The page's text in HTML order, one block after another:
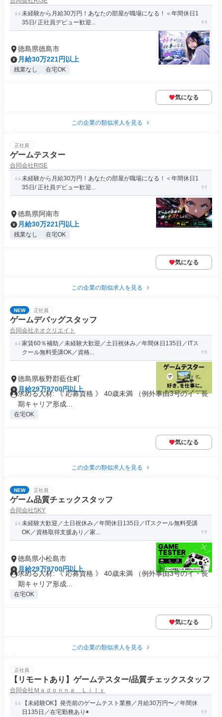
未経験から月給30万円！あなたの部屋が職場になる！＜年間休日1
35日/ 正社員デビュー歓迎...
徳島県徳島市
月給30万221円以上
残業なし 在宅OK
気になる
この企業の類似求人を見る
正社員
ゲームテスター
合同会社RISE
未経験から月給30万円！あなたの部屋が職場になる！＜年間休日1
35日/ 正社員デビュー歓迎...
徳島県阿南市
月給30万221円以上
残業なし 在宅OK
気になる
この企業の類似求人を見る
NEW 正社員
ゲームデバッグスタッフ
合同会社ネオクリエイト
家賃60％補助／未経験大歓迎／土日祝休み／年間休日135日／ITス
クール無料受講OK／資格...
徳島県板野郡藍住町
月給29万9700円以上
求める人材: 《 応募資格 》 40歳未満 （例外事由3号のイ・長
期キャリア形成...
在宅OK
気になる
この企業の類似求人を見る
NEW 正社員
ゲーム品質チェックスタッフ
合同会社SKY
未経験大歓迎／土日祝休み／年間休日135日／ITスクール無料受講
OK／資格取得支援あり／家...
徳島県小松島市
月給29万9700円以上
求める人材: 《 応募資格 》 40歳未満 （例外事由3号のイ・長
期キャリア形成...
在宅OK
気になる
この企業の類似求人を見る
正社員
【リモートあり】ゲームテスター/品質チェックスタッフ
合同会社Ｍａｄｏｎｎａ Ｌｉｌｙ
【未経験OK】発売前のゲームテスト業務／月給30万円〜／年間休
日135日／在宅勤務あり◉